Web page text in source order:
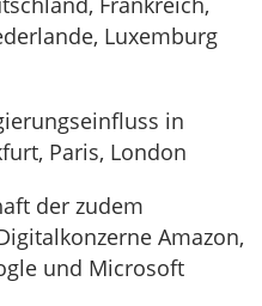
Luxemburg
in
Paris, London
der zudem
Amazon,
und Microsoft